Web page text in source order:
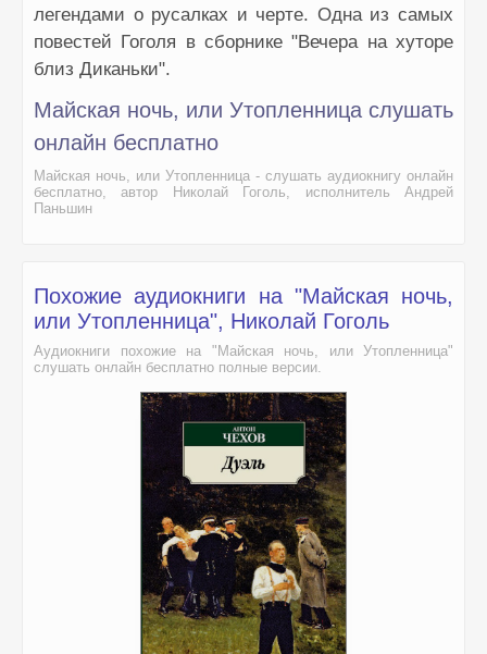
легендами о русалках и черте. Одна из самых
повестей Гоголя в сборнике "Вечера на хуторе
близ Диканьки".
Майская ночь, или Утопленница слушать
онлайн бесплатно
Майская ночь, или Утопленница - слушать аудиокнигу онлайн
бесплатно, автор Николай Гоголь, исполнитель Андрей
Паньшин
Похожие аудиокниги на "Майская ночь,
или Утопленница", Николай Гоголь
Аудиокниги похожие на "Майская ночь, или Утопленница"
слушать онлайн бесплатно полные версии.